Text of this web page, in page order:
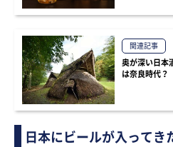
関連記事
奥が深い日本
は奈良時代？
日本にビールが入って